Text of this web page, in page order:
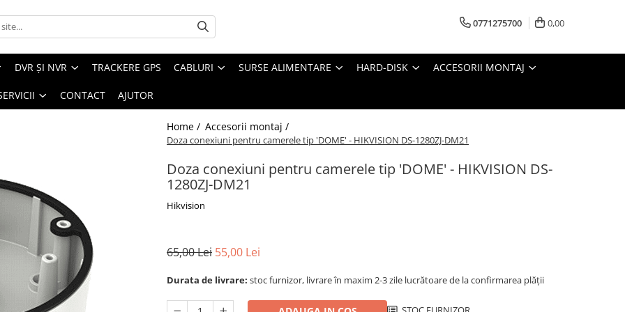
0771275700 0,00
DVR ȘI NVR TRACKERE GPS CABLURI SURSE ALIMENTARE HARD-DISK ACCESORII MONTAJ
CONTACT AJUTOR
Home / Accesorii montaj /
Doza conexiuni pentru camerele tip 'DOME' - HIKVISION DS-1280ZJ-DM21
Doza conexiuni pentru camerele tip 'DOME' - HIKVISION DS-
1280ZJ-DM21
Hikvision
65,00 Lei 55,00 Lei
Durata de livrare: stoc furnizor, livrare în maxim 2-3 zile lucrătoare de la confirmarea plății